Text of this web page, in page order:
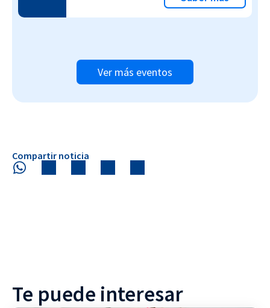
Ver más eventos
Compartir noticia
Te puede interesar